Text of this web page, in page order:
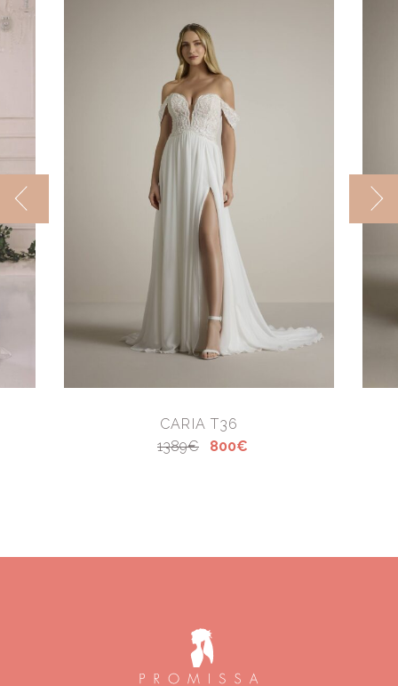
CARIA T36
1389€
800€